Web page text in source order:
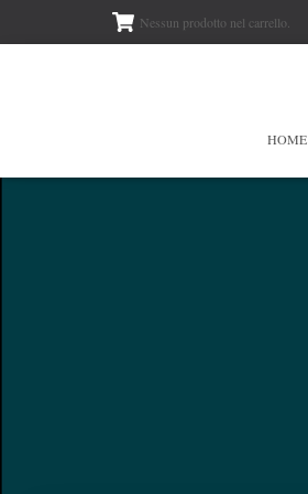
Nessun prodotto nel carrello.
HOME